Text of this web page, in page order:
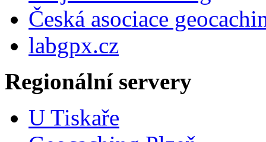
Česká asociace
labgpx.cz
Regionální servery
U Tiskaře